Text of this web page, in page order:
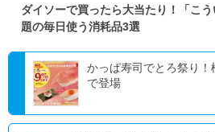
ダイソーで買ったら大当たり！「こ
題の毎日使う消耗品3選
かっぱ寿司でとろ祭り
で登場